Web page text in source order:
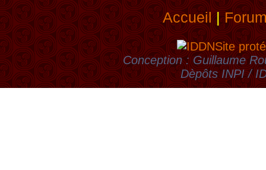
Accueil|
Site
Conception : Guillaume
Dèpôts INPI /